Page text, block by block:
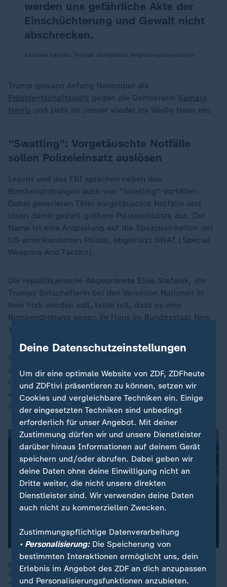
werden uns gefährliche Akte der
Einschüchterung und Gewalt nicht
abschrecken.
Trump gewann Anfang November die
Präsidentschaftswahl gegen die Demokratin Kamala
Harris und zieht im Januar wieder ins Weiße Haus ein.
"Swatting": Vorgetäuschte Notfälle
sollen Polizeieinsatz auslösen
Leavitt und das FBI sprachen neben den
Bombendrohungen auch von "Swatting"-Vorfällen.
Dabei generieren Täter vorgetäuschte Notfälle und
lösen damit gezielt größere Polizeieinsätze aus. Der
Name ist eine Anspielung auf die Spezialeinheiten der
US-amerikanischen Polizei, abgekürzt SWAT (Special
Weapons And Tactics).
Die republikanische Abgeordnete Elise Stefanik, die
Trumps Botschafterin bei den Vereinten Nationen in
New York werden soll, teilte mit, dass es eine
Bombendrohung gegen ihr Haus im Bundesstaat New
York
Stefanik, ihr Ehemann und ihr dreijähriger Sohn seien
auf dem Heimweg von Washington nach Saratoga
County gewesen, als sie über den Vorfall informiert
worden seien. Die Polizei habe "sofort mit höchster
Professionalität" reagiert.
Es seien vor allem "starke Persönlichkeiten", "etliche
Milliardäre" und es sei wahrscheinlich, dass sie nicht immer
"einer Meinung sein werden", so Heike Slansky, ZDF-
Deine Datenschutzeinstellungen
Um dir eine optimale Website von ZDF, ZDFheute
und ZDFtivi präsentieren zu können, setzen wir
Cookies und vergleichbare Techniken ein. Einige
der eingesetzten Techniken sind unbedingt
erforderlich für unser Angebot. Mit deiner
Zustimmung dürfen wir und unsere Dienstleister
darüber hinaus Informationen auf deinem Gerät
speichern und/oder abrufen. Dabei geben wir
deine Daten ohne deine Einwilligung nicht an
Dritte weiter, die nicht unsere direkten
Dienstleister sind. Wir verwenden deine Daten
auch nicht zu kommerziellen Zwecken.
Zustimmungspflichtige Datenverarbeitung
• Personalisierung:Die Speicherung von
bestimmten Interaktionen ermöglicht uns, dein
Erlebnis im Angebot des ZDF an dich anzupassen
und Personalisierungsfunktionen anzubieten.